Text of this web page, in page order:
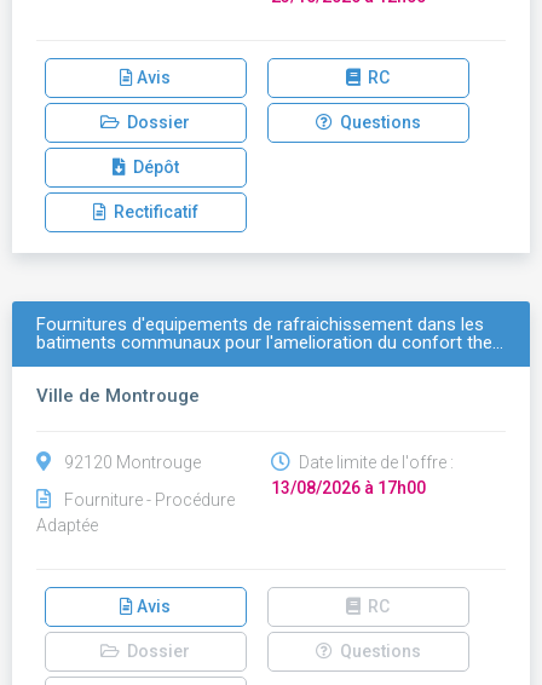
Avis RC
Dossier Questions
Dépôt
Rectificatif
Fournitures d'equipements de rafraichissement dans les
batiments communaux pour l'amelioration du confort the…
Ville de Montrouge
92120 Montrouge
Fourniture - Procédure
Adaptée
Date limite de l'offre :
13/08/2026 à 17h00
Avis RC
Dossier Questions